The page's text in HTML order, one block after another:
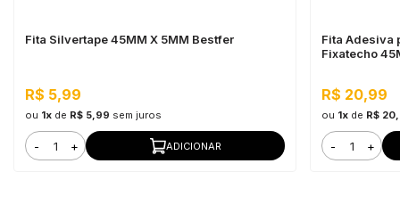
Fita Silvertape 45MM X 5MM Bestfer
R$ 5,99
ou 1x de R$ 5,99 sem juros
- + ADICIONAR
Fita Adesiva
Fixatecho
R$ 20,99
ou 1x de R$
- +